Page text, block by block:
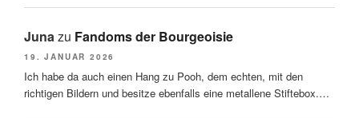
Junazu Fandoms der Bourgeoisie
19. JANUAR 2026
Ich habe da auch einen Hang zu Pooh, dem echten, mit den
richtigen Bildern und besitze ebenfalls eine metallene Stiftebox.…